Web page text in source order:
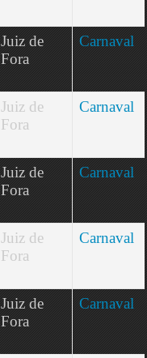
Juiz de
Fora
Carnaval
Juiz de
Fora
Carnaval
Juiz de
Fora
Carnaval
Juiz de
Fora
Carnaval
Juiz de
Fora
Carnaval